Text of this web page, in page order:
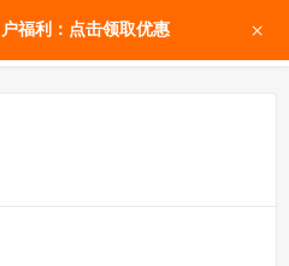
福利：点击领取优惠 ×